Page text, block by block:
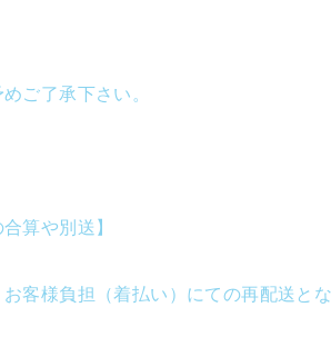
ご了承下さい。
算や別送】
客様負担（着払い）にての再配送とな